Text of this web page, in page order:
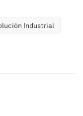
Industrial